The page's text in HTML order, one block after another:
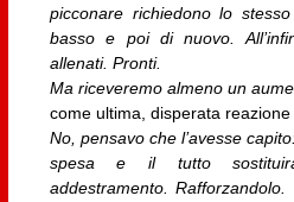
picconare richiedono lo
basso e poi di nuovo.
allenati. Pronti.
Ma riceveremo almeno un
come ultima, disperata reazione
No, pensavo che l’avesse
spesa e il tutto
addestramento.